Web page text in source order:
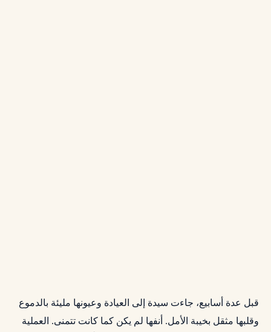
قبل عدة أسابيع، جاءت سيدة إلى العيادة وعيونها مليئة بالدموع
وقلبها مثقل بخيبة الأمل. أنفها لم يكن كما كانت تتمنى. العملية